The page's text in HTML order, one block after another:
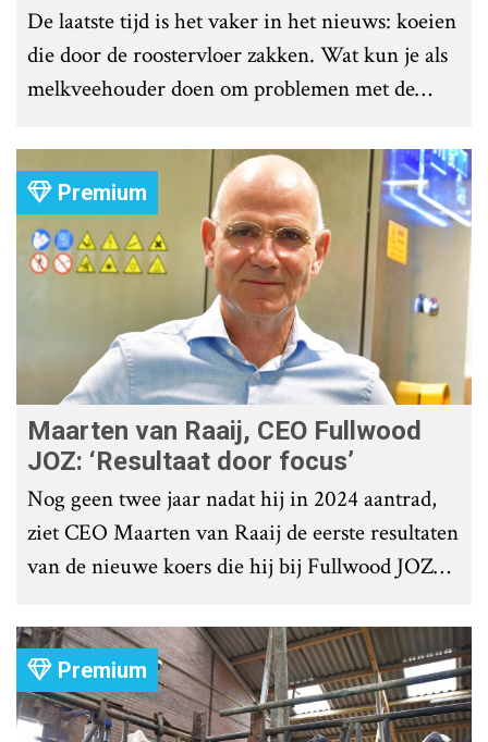
De laatste tijd is het vaker in het nieuws: koeien
die door de roostervloer zakken. Wat kun je als
melkveehouder doen om problemen met de
Premium
Maarten van Raaij, CEO Fullwood
JOZ: ‘Resultaat door focus’
Nog geen twee jaar nadat hij in 2024 aantrad,
ziet CEO Maarten van Raaij de eerste resultaten
van de nieuwe koers die hij bij Fullwood JOZ
Premium